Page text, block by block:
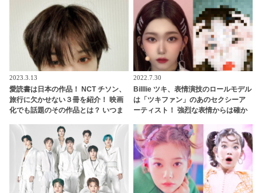
2023.3.13
愛読書は日本の作品！ NCT チソン、
旅行に欠かせない３冊を紹介！ 映画
化でも話題のその作品とは？ いつま
2022.7.30
Billlie ツキ、表情演技のロールモデル
は「ツキファン」のあのセクシーア
ーティスト！ 強烈な表情からは確か
愛だった２人に感激